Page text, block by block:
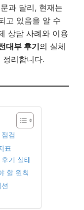
과 달리, 현재는
고 있음을 알 수
상담 사례와 이용
대부 후기의 실체
리합니다.
검
표
기 실태
할 원칙